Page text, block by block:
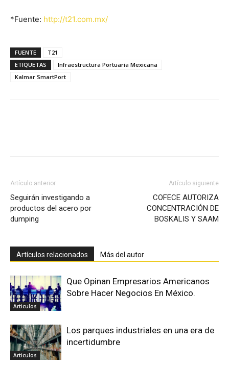
*Fuente: http://t21.com.mx/
FUENTE
T21
ETIQUETAS
Infraestructura Portuaria Mexicana
Kalmar SmartPort
Artículo anterior
Seguirán investigando a
productos del acero por
dumping
Artículo siguiente
COFECE AUTORIZA
CONCENTRACIÓN DE
BOSKALIS Y SAAM
Artículos relacionados Más del autor
Articulos
Que Opinan Empresarios Americanos
Sobre Hacer Negocios En México.
Articulos
Los parques industriales en una era de
incertidumbre